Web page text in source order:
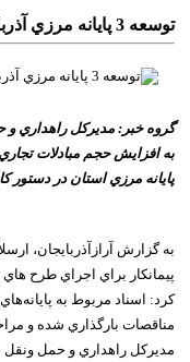
توسعه 3 پايانه مرزي آذربايجان‌غربي کليد خورد
گروه خبر: مديرکل راهداري و
به افزايش حجم مبادلات
پايانه مرزي استان در دستور
به گزارش آرازآذربايجان،
پيمانکار براي اجراي طرح
کرد: اسناد مربوط به
مناقصات بارگذاري شده و
مديرکل راهداري و حمل‌ ونقل